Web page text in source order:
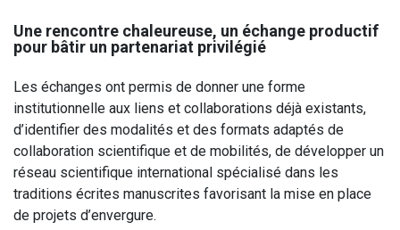
Une rencontre chaleureuse, un échange productif
pour bâtir un partenariat privilégié
Les échanges ont permis de donner une forme
institutionnelle aux liens et collaborations déjà existants,
d’identifier des modalités et des formats adaptés de
collaboration scientifique et de mobilités, de développer un
réseau scientifique international spécialisé dans les
traditions écrites manuscrites favorisant la mise en place
de projets d’envergure.